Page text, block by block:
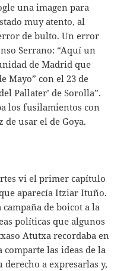
una imagen para
muy atento, al
de bulto. Un error
Serrano: “Aquí un
de Madrid que
Mayo” con el 23 de
Pallater’ de Sorolla”.
los fusilamientos con
usar el de Goya.
vi el primer capítulo
aparecía Itziar Ituño.
de boicot a la
políticas que algunos
Atutxa recordaba en
las ideas de la
a expresarlas y,